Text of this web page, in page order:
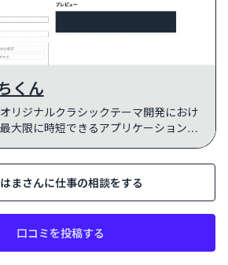
くん
リジナルクラシックテーマ開発におけ
大限に時短できるアプリケーションで
まさんに仕事の相談をする
口コミを投稿する